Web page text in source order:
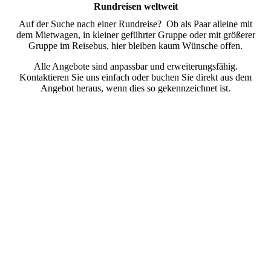
Rundreisen weltweit
Auf der Suche nach einer Rundreise? Ob als Paar alleine mit
dem Mietwagen, in kleiner geführter Gruppe oder mit größerer
Gruppe im Reisebus, hier bleiben kaum Wünsche offen.
Alle Angebote sind anpassbar und erweiterungsfähig.
Kontaktieren Sie uns einfach oder buchen Sie direkt aus dem
Angebot heraus, wenn dies so gekennzeichnet ist.